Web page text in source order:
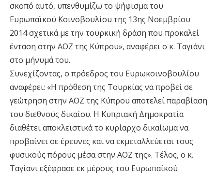
σκοπό αυτό, υπενθυμίζω το ψήφισμα του
Ευρωπαϊκού Κοινοβουλίου της 13ης Νοεμβρίου
2014 σχετικά με την τουρκική δράση που προκαλεί
ένταση στην ΑΟΖ της Κύπρου», αναφέρει ο κ. Ταγιάνι
στο μήνυμά του.
Συνεχίζοντας, ο πρόεδρος του Ευρωκοινοβουλίου
αναφέρει: «Η πρόθεση της Τουρκίας να προβεί σε
γεώτρηση στην ΑΟΖ της Κύπρου αποτελεί παραβίαση
του διεθνούς δικαίου. Η Κυπριακή Δημοκρατία
διαθέτει αποκλειστικά το κυρίαρχο δικαίωμα να
προβαίνει σε έρευνες και να εκμεταλλεύεται τους
φυσικούς πόρους μέσα στην ΑΟΖ της». Τέλος, ο κ.
Ταγίανι εξέφρασε εκ μέρους του Ευρωπαϊκού